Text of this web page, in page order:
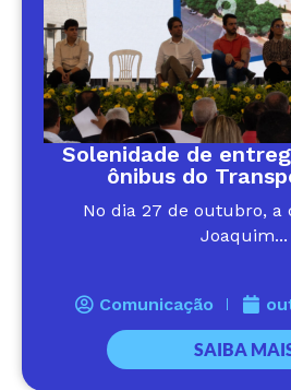
Solenidade de
ônibus do
No dia 27 de outubro, a
Joaquim...
Comunicação
SAIBA